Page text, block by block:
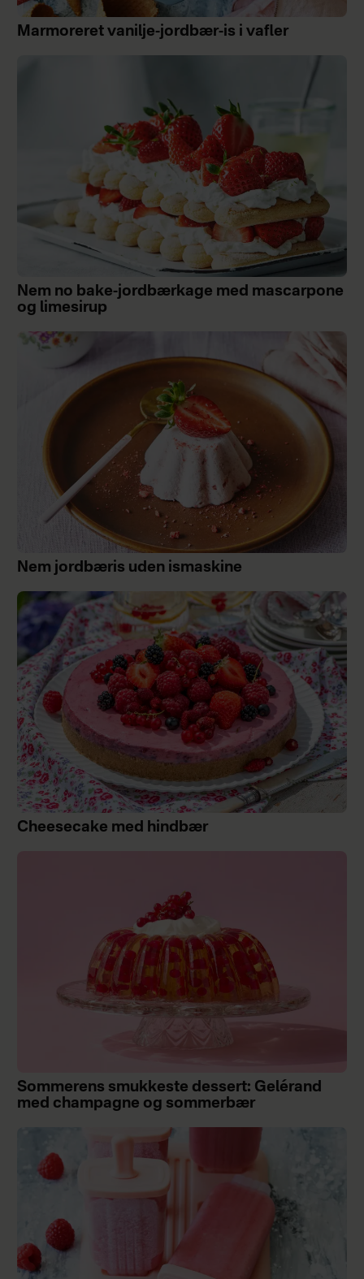
Marmoreret vanilje-jordbær-is i vafler
Nem no bake-jordbærkage med mascarpone
og limesirup
Nem jordbæris uden ismaskine
Cheesecake med hindbær
Sommerens smukkeste dessert: Gelérand
med champagne og sommerbær